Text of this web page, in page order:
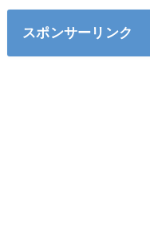
スポンサーリンク